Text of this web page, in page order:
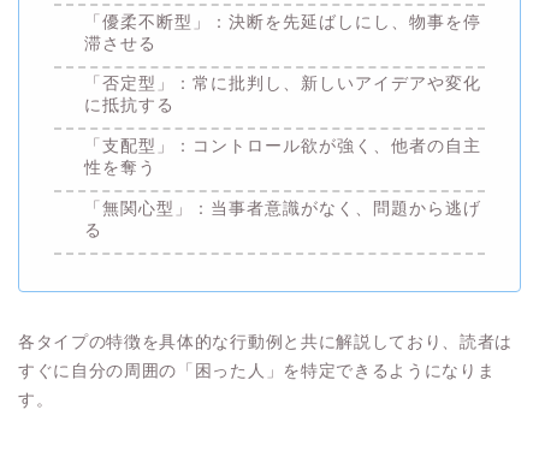
「優柔不断型」：決断を先延ばしにし、物事を停
滞させる
「否定型」：常に批判し、新しいアイデアや変化
に抵抗する
「支配型」：コントロール欲が強く、他者の自主
性を奪う
「無関心型」：当事者意識がなく、問題から逃げ
る
各タイプの特徴を具体的な行動例と共に解説しており、読者は
すぐに自分の周囲の「困った人」を特定できるようになりま
す。